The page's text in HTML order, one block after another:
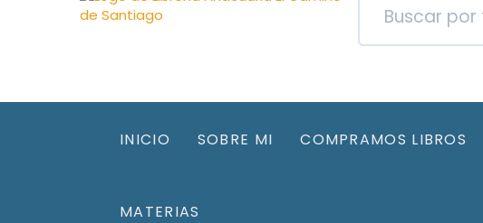
INICIO SOBRE MI COMPRAMOS LIBROS
MATERIAS